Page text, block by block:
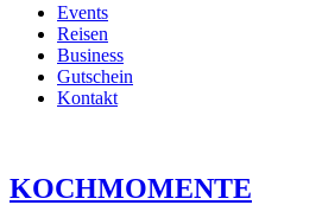
Events
Reisen
Business
Gutschein
Kontakt
KOCHMOMENTE